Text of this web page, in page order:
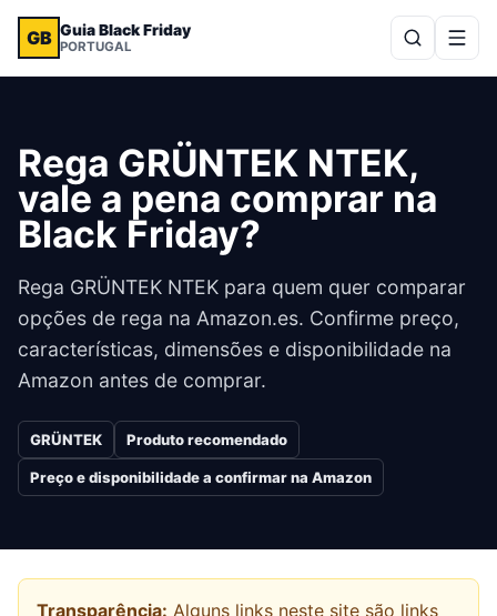
GB Guia Black Friday
PORTUGAL
Rega GRÜNTEK NTEK,
vale a pena comprar na
Black Friday?
Rega GRÜNTEK NTEK para quem quer comparar
opções de rega na Amazon.es. Confirme preço,
características, dimensões e disponibilidade na
Amazon antes de comprar.
GRÜNTEK Produto recomendado
Preço e disponibilidade a confirmar na Amazon
Transparência: Alguns links neste site são links